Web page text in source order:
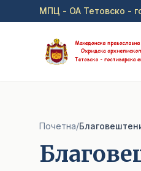
Прејди на главна содржина
МПЦ - ОА Тетовско -
Почетна/